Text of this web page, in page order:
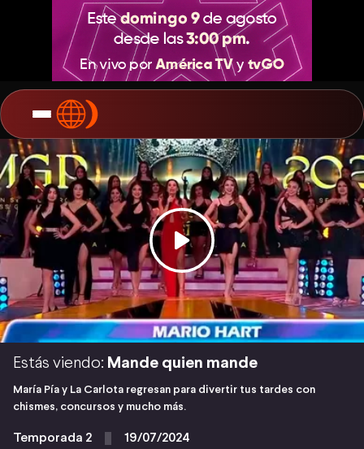
Estás viendo: Mande quien mande
María Pía y La Carlota regresan para divertir tus tardes con
chismes, concursos y mucho más.
Temporada 2 19/07/2024